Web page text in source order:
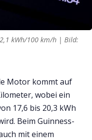
kWh/100 km/h | Bild:
Motor kommt auf
wobei ein
17,6 bis 20,3 kWh
Beim Guinness-
mit einem